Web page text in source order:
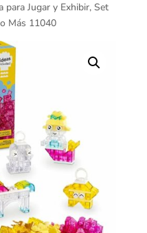
para Jugar y Exhibir, Set
Más 11040